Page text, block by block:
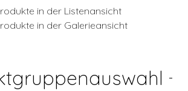
in der Listenansicht
in der Galerieansicht